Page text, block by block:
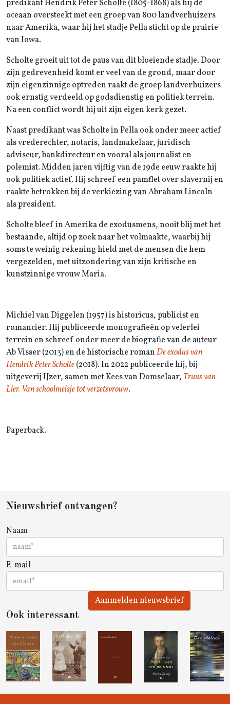
predikant Hendrik Peter Scholte (1805-1868) als hij de
oceaan oversteekt met een groep van 800 landverhuizers
naar Amerika, waar hij het stadje Pella sticht op de prairie
van Iowa.
Scholte groeit uit tot de paus van dit bloeiende stadje. Door
zijn gedrevenheid komt er veel van de grond, maar door
zijn eigenzinnige optreden raakt de groep landverhuizers
ook ernstig verdeeld op godsdienstig en politiek terrein.
Na een conflict wordt hij uit zijn eigen kerk gezet.
Naast predikant was Scholte in Pella ook onder meer actief
als vrederechter, notaris, landmakelaar, juridisch
adviseur, bankdirecteur en vooral als journalist en
polemist. Midden jaren vijftig van de 19de eeuw raakte hij
ook politiek actief. Hij schreef een pamflet over slavernij en
raakte betrokken bij de verkiezing van Abraham Lincoln
als president.
Scholte bleef in Amerika de exodusmens, nooit blij met het
bestaande, altijd op zoek naar het volmaakte, waarbij hij
soms te weinig rekening hield met de mensen die hem
vergezelden, met uitzondering van zijn kritische en
kunstzinnige vrouw Maria.
Michiel van Diggelen (1957) is historicus, publicist en
romancier. Hij publiceerde monografieën op velerlei
terrein en schreef onder meer de biografie van de auteur
Ab Visser (2013) en de historische romanDe exodus van
Hendrik Peter Scholte(2018). In 2022 publiceerde hij, bij
uitgeverij IJzer, samen met Kees van Domselaar, Truus van
Lier. Van schoolmeisje tot verzetsvrouw.
Paperback.
Nieuwsbrief ontvangen?
Naam
E-mail
Aanmelden nieuwsbrief
Ook interessant